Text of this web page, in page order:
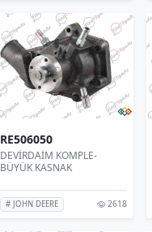
RE506050
DEVİRDAİM KOMPLE-
BÜYÜK KASNAK
# JOHN DEERE 2618